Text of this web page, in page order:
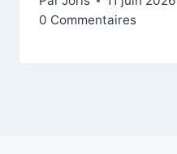
0 Commentaires